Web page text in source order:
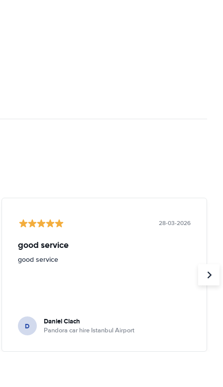
28-03-2026
good service
good service
D Daniel Ciach
Pandora car hire Istanbul Airport